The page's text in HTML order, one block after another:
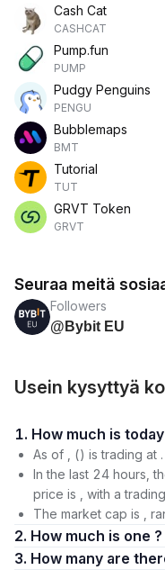
Cash Cat
CASHCAT
Pump.fun
PUMP
Pudgy Penguins
PENGU
Bubblemaps
BMT
Tutorial
TUT
GRVT Token
GRVT
Seuraa meitä
Followers
@Bybit EU
Usein kysyttyä
1. How much is
As of , () is trading at .
In the last 24 hours,
price is , with a
The market cap is ,
2. How much is one ?
3. How many are